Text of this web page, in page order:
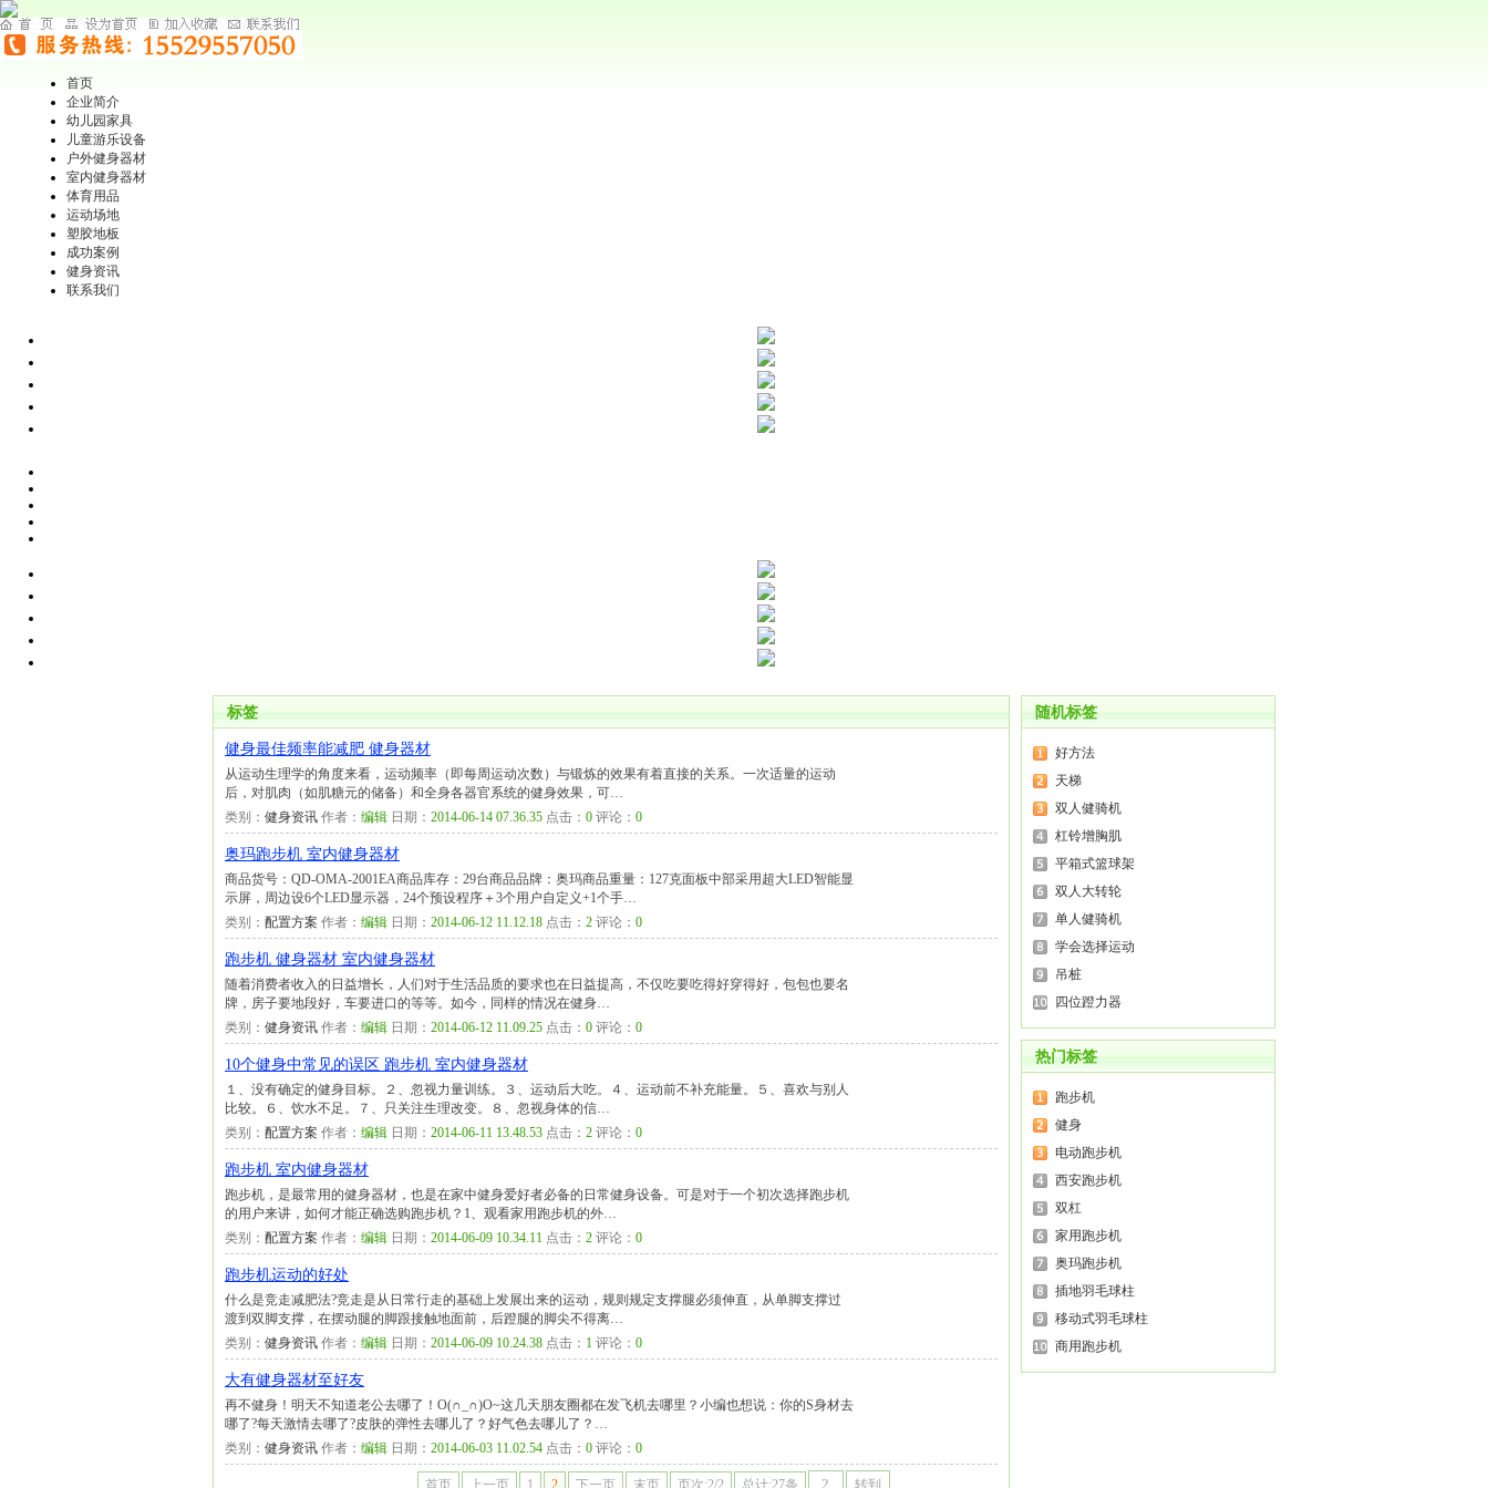
首页
企业简介
幼儿园家具
儿童游乐设备
户外健身器材
室内健身器材
体育用品
运动场地
塑胶地板
成功案例
健身资讯
联系我们
标签
健身最佳频率能减肥 健身器材
从运动生理学的角度来看，运动频率（即每周运动次数）与锻炼的效果有着直接的关系。一次适量的运动
后，对肌肉（如肌糖元的储备）和全身各器官系统的健身效果，可…
类别： 健身资讯 作者： 编辑 日期： 2014-06-14 07.36.35 点击： 0 评论： 0
奥玛跑步机 室内健身器材
商品货号：QD-OMA-2001EA商品库存：29台商品品牌：奥玛商品重量：127克面板中部采用超大LED智能显
示屏，周边设6个LED显示器，24个预设程序＋3个用户自定义+1个手…
类别： 配置方案 作者： 编辑 日期： 2014-06-12 11.12.18 点击： 2 评论： 0
跑步机 健身器材 室内健身器材
随着消费者收入的日益增长，人们对于生活品质的要求也在日益提高，不仅吃要吃得好穿得好，包包也要名
牌，房子要地段好，车要进口的等等。如今，同样的情况在健身…
类别： 健身资讯 作者： 编辑 日期： 2014-06-12 11.09.25 点击： 0 评论： 0
10个健身中常见的误区 跑步机 室内健身器材
１、没有确定的健身目标。２、忽视力量训练。３、运动后大吃。４、运动前不补充能量。５、喜欢与别人
比较。６、饮水不足。７、只关注生理改变。８、忽视身体的信…
类别： 配置方案 作者： 编辑 日期： 2014-06-11 13.48.53 点击： 2 评论： 0
跑步机 室内健身器材
跑步机，是最常用的健身器材，也是在家中健身爱好者必备的日常健身设备。可是对于一个初次选择跑步机
的用户来讲，如何才能正确选购跑步机？1、观看家用跑步机的外…
类别： 配置方案 作者： 编辑 日期： 2014-06-09 10.34.11 点击： 2 评论： 0
跑步机运动的好处
什么是竞走减肥法?竞走是从日常行走的基础上发展出来的运动，规则规定支撑腿必须伸直，从单脚支撑过
渡到双脚支撑，在摆动腿的脚跟接触地面前，后蹬腿的脚尖不得离…
类别： 健身资讯 作者： 编辑 日期： 2014-06-09 10.24.38 点击： 1 评论： 0
大有健身器材至好友
再不健身！明天不知道老公去哪了！O(∩_∩)O~这几天朋友圈都在发飞机去哪里？小编也想说：你的S身材去
哪了?每天激情去哪了?皮肤的弹性去哪儿了？好气色去哪儿了？…
类别： 健身资讯 作者： 编辑 日期： 2014-06-03 11.02.54 点击： 0 评论： 0
首页 上一页 1 2 下一页 末页 页次:2/2 总计:27条 转到
随机标签
好方法
天梯
双人健骑机
杠铃增胸肌
平箱式篮球架
双人大转轮
单人健骑机
学会选择运动
吊桩
四位蹬力器
热门标签
跑步机
健身
电动跑步机
西安跑步机
双杠
家用跑步机
奥玛跑步机
插地羽毛球柱
移动式羽毛球柱
商用跑步机